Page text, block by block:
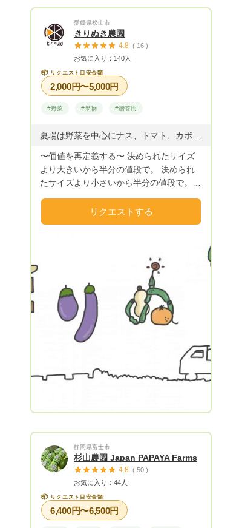
愛媛県松山市
きりぬき農園
4.8 ( 16 )
お気に入り：140人
📦 リクエスト目安金額
2,000円〜5,000円
#野菜 #果物 #贈答用
〜価値を再定義する〜 決められたサイズ
より大きいから半分の値段で。 決められ
たサイズより小さいから半分の値段で。
全部食べれば美味しいのに。 全部かけた
手間も時間も同じはずなのに。 これは僕
は、決められた価値を再定義し、 本当の
価値を見つけ出します。 地元の農家何件
かでやってるので他にも良い作物等があれ
ば随時出品していきます！ 〈品質〉 主に
外に少し傷があったりする減農薬柑橘を取
り扱います。 B級品であっても品質はとて
2022.11.17 諸事情でしばらくお休みして
おりましたが 復活しました！以前いただ
リクエストする
Next
静岡県富士市
杉山農園 Japan PAPAYA Farms
4.8 ( 50 )
お気に入り：44人
📦 リクエスト目安金額
6,400円〜6,500円